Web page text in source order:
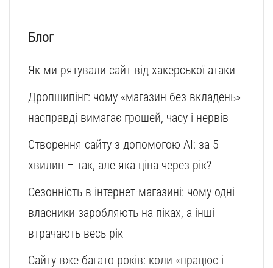
Блог
Як ми рятували сайт від хакерської атаки
Дропшипінг: чому «магазин без вкладень»
насправді вимагає грошей, часу і нервів
Створення сайту з допомогою AI: за 5
хвилин – так, але яка ціна через рік?
Сезонність в інтернет-магазині: чому одні
власники заробляють на піках, а інші
втрачають весь рік
Сайту вже багато років: коли «працює і